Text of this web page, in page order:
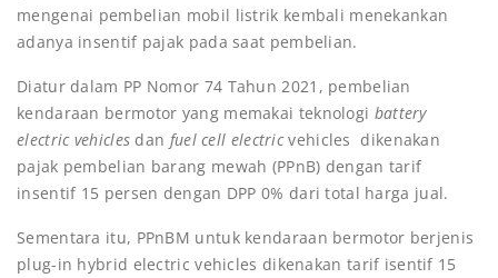
mengenai pembelian mobil listrik kembali menekankan
adanya insentif pajak pada saat pembelian.
Diatur dalam PP Nomor 74 Tahun 2021, pembelian
kendaraan bermotor yang memakai teknologi battery
electric vehicles dan fuel cell electricvehicles dikenakan
pajak pembelian barang mewah (PPnB) dengan tarif
insentif 15 persen dengan DPP 0% dari total harga jual.
Sementara itu, PPnBM untuk kendaraan bermotor berjenis
plug-in hybrid electric vehicles dikenakan tarif isentif 15